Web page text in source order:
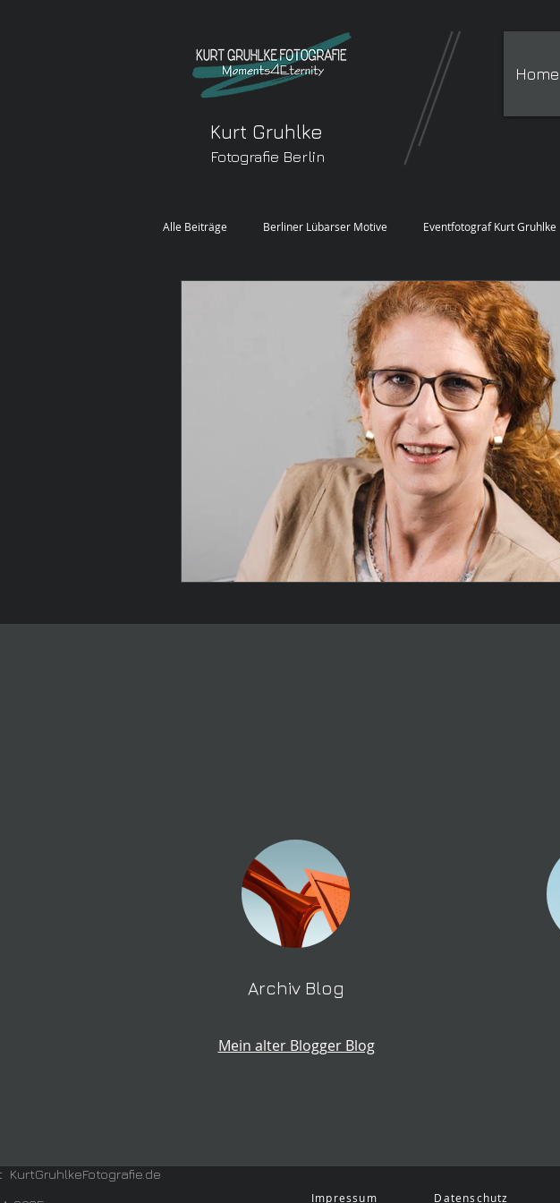
Kurt Gruhlke
Fotografie Berlin
Home
Alle Beiträge Berliner Lübarser Motive Eventfotograf Kurt Gruhlke
Archiv Blog
Mein alter Blogger Blog
Datenschutz
Impressum